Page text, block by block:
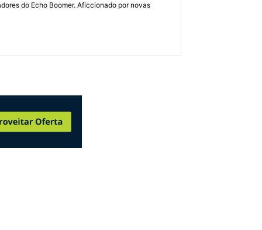
do Echo Boomer. Aficcionado por novas